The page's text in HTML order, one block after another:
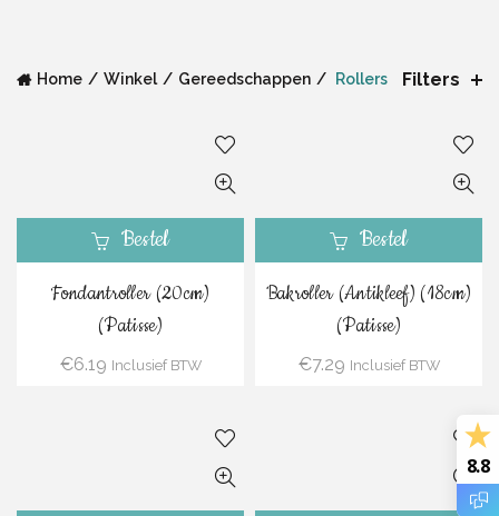
Home Winkel Gereedschappen Rollers Filters
Bestel
Fondantroller (20cm)
(Patisse)
€6.19 Inclusief BTW
Bestel
Bakroller (Antikleef) (18cm)
(Patisse)
€7.29 Inclusief BTW
8.8